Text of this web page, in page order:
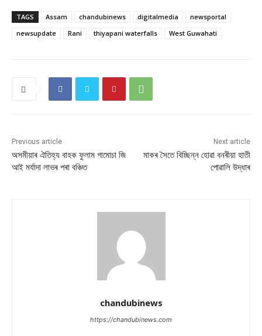
TAGS Assam chandubinews digitalmedia
newsportal
newsupdate
Rani thiyapani waterfalls West Guwahati
Previous article
অসমীয়াৰ ঐতিহ্য বাহক ফুলাম গামোচা জি
আই মৰ্যাদা লাভৰ পৰা বঞ্চিত
Next article
মাকৰ সৈতে বিচ্ছিন্ন হোৱা বনৰীয়া হাতী
পোৱালি উদ্ধাৰ
chandubinews
https://chandubinews.com